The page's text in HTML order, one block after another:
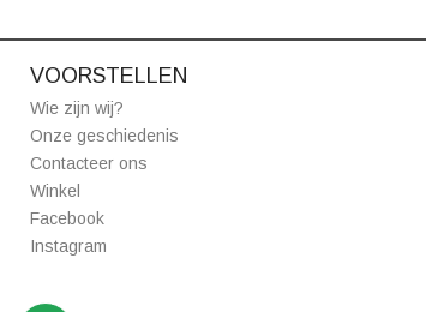
VOORSTELLEN
Wie zijn wij?
Onze geschiedenis
Contacteer ons
Winkel
Facebook
Instagram